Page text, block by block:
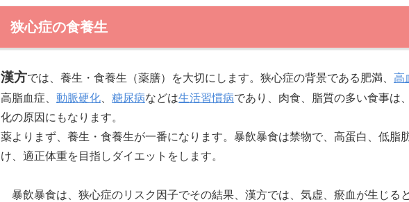
狭心症の食養生
漢方では、養生・食養生（薬膳）を大切にします。狭心症の背景である肥満、 高
高脂血症、 動脈硬化 糖尿病などは生活習慣病であり、肉食、脂質の多い食事は
化の原因にもなります。
薬よりまず、養生・食養生が一番になります。暴飲暴食は禁物で、高蛋白、低脂
け、適正体重を目指しダイエットをします。
暴飲暴食は、狭心症のリスク因子でその結果、漢方では、気虚、瘀血が生じると